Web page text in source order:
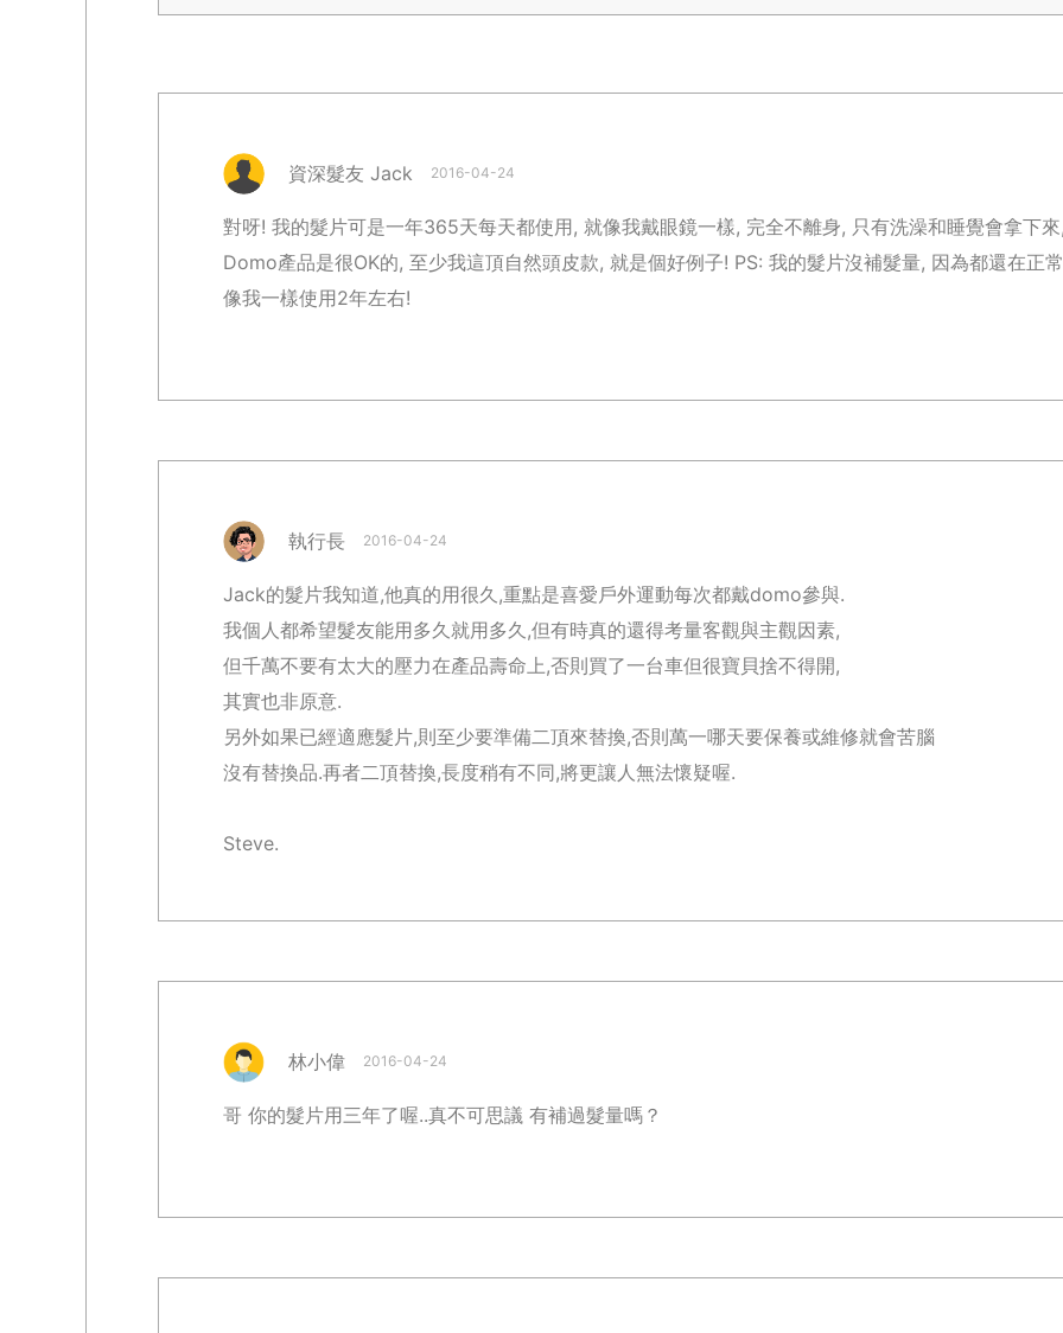
資深髮友 Jack 2016-04-24
對呀! 我的髮片可是一年365天每天都使用, 就像我戴眼鏡一樣, 完全不離身, 只有洗澡和睡覺會拿下
Domo產品是很OK的, 至少我這頂自然頭皮款, 就是個好例子! PS: 我的髮片沒補髮量, 因為都還在正
像我一樣使用2年左右!
執行長 2016-04-24
Jack的髮片我知道,他真的用很久,重點是喜愛戶外運動每次都戴domo參與.
我個人都希望髮友能用多久就用多久,但有時真的還得考量客觀與主觀因素,
但千萬不要有太大的壓力在產品壽命上,否則買了一台車但很寶貝捨不得開,
其實也非原意.
另外如果已經適應髮片,則至少要準備二頂來替換,否則萬一哪天要保養或維修就會苦腦
沒有替換品.再者二頂替換,長度稍有不同,將更讓人無法懷疑喔.
Steve.
林小偉 2016-04-24
哥 你的髮片用三年了喔..真不可思議 有補過髮量嗎？